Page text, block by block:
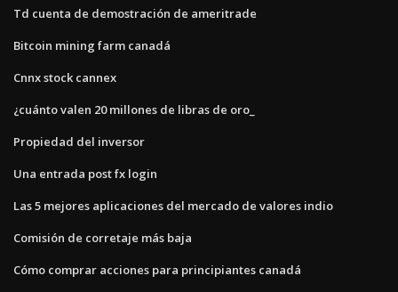
Td cuenta de demostración de ameritrade
Bitcoin mining farm canadá
Cnnx stock cannex
¿cuánto valen 20 millones de libras de oro_
Propiedad del inversor
Una entrada post fx login
Las 5 mejores aplicaciones del mercado de valores indio
Comisión de corretaje más baja
Cómo comprar acciones para principiantes canadá